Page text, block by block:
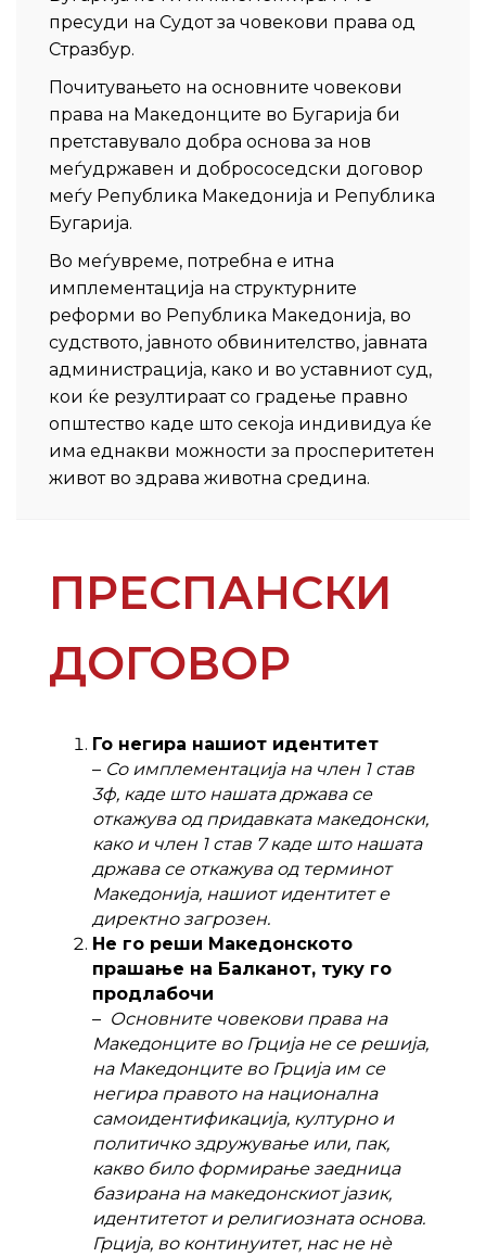
пресуди на Судот за човекови права од
Стразбур.
Почитувањето на основните човекови
права на Македонците во Бугарија би
претставувало добра основа за нов
меѓудржавен и добрососедски договор
меѓу Република Македонија и Република
Бугарија.
Во меѓувреме, потребна е итна
имплементација на структурните
реформи во Република Македонија, во
судството, јавното обвинителство, јавната
администрација, како и во уставниот суд,
кои ќе резултираат со градење правно
општество каде што секоја индивидуа ќе
има еднакви можности за просперитетен
живот во здрава животна средина.
ПРЕСПАНСКИ
ДОГОВОР
Го негира нашиот идентитет
– Со имплементација на член 1 став
3ф, каде што нашата држава се
откажува од придавката македонски,
како и член 1 став 7 каде што нашата
држава се откажува од терминот
Македонија, нашиот идентитет е
директно загрозен.
Не го реши Македонското
прашање на Балканот, туку го
продлабочи
– Основните човекови права на
Македонците во Грција не се решија,
на Македонците во Грција им се
негира правото на национална
самоидентификација, културно и
политичко здружување или, пак,
какво било формирање заедница
базирана на македонскиот јазик,
идентитетот и религиозната основа.
Грција, во континуитет, нас не нѐ